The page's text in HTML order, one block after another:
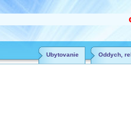
Oddych,
Ubytovanie